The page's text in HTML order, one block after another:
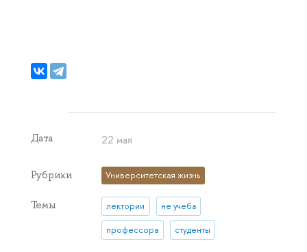
Дата 22 мая
Рубрики Университетская жизнь
Темы лектории не учеба
профессора студенты